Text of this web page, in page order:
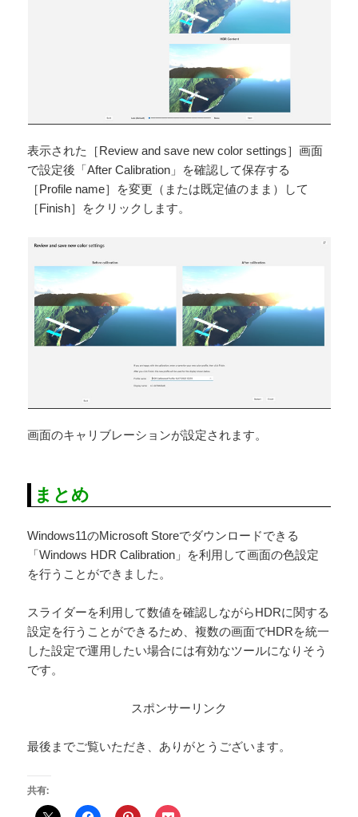
表示された［Review and save new color settings］画面
で設定後「After Calibration」を確認して保存する
［Profile name］を変更（または既定値のまま）して
［Finish］をクリックします。
画面のキャリブレーションが設定されます。
まとめ
Windows11のMicrosoft Storeでダウンロードできる
「Windows HDR Calibration」を利用して画面の色設定
を行うことができました。
スライダーを利用して数値を確認しながらHDRに関する
設定を行うことができるため、複数の画面でHDRを統一
した設定で運用したい場合には有効なツールになりそう
です。
スポンサーリンク
最後までご覧いただき、ありがとうございます。
共有: